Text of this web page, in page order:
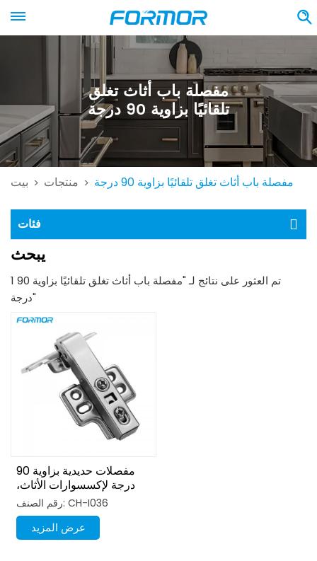
مفصلة باب أثاث تغلق
تلقائيًا بزاوية 90 درجة
بيت > منتجات > مفصلة باب أثاث تغلق تلقائيًا بزاوية 90 درجة
فئات
يبحث
1 تم العثور على نتائج لـ "مفصلة باب أثاث تغلق تلقائيًا بزاوية 90
درجة"
مفصلات حديدية بزاوية 90
درجة لإكسسوارات الأثاث،
مفصلات هيدروليكية ناعمة
الإغلاق
رقم الصنف: CH-I036
عرض المزيد